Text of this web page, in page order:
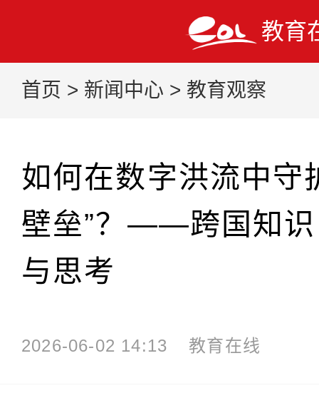
教育
首页 > 新闻中心 > 教育观察
如何在数字洪流中守
壁垒”？——跨国知
与思考
2026-06-02 14:13 教育在线